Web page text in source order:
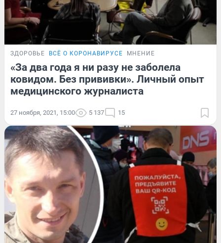
ЗДОРОВЬЕ ВСЁ О КОРОНАВИРУСЕ МНЕНИЕ
«За два года я ни разу не заболела
ковидом. Без прививки». Личный опыт
медицинского журналиста
27 ноября, 2021, 15:00 5 137 15